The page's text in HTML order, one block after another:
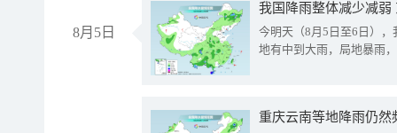
8月5日
我国降雨整体减少减弱
今明天（8月5日至6日）
地有中到大雨，局地暴雨
重庆云南等地降雨仍然